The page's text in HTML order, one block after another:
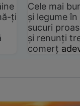
ți
Cele mai
și legume
sucuri
și renunți
comerț